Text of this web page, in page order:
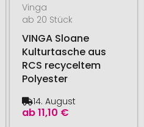
Vinga
ab 20 Stück
VINGA Sloane
Kulturtasche aus
RCS recyceltem
Polyester
ab11,10 €
14. August